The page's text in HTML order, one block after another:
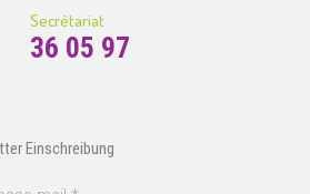
Secrétariat
36 05 97
Einschreibung